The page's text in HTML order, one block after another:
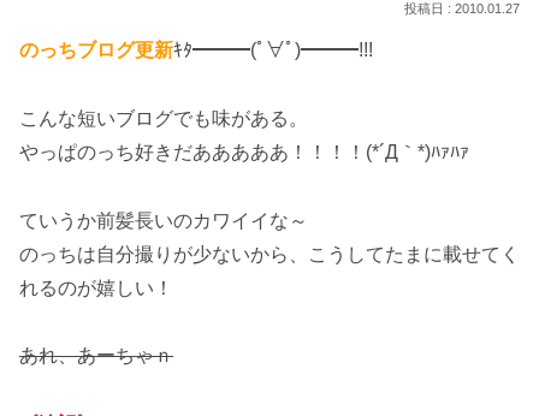
2010.01.27
のっちブログ更新ｷﾀ━━━(ﾟ∀ﾟ)━━━!!!
こんな短いブログでも味がある。
やっぱのっち好きだあああああ！！！！(*´Д｀*)ﾊｧﾊｧ
ていうか前髪長いのカワイイな～
のっちは自分撮りが少ないから、こうしてたまに載せてく
れるのが嬉しい！
あれ、あーちゃｎ